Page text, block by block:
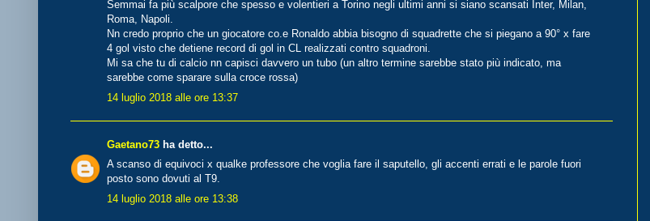
Semmai fa più scalpore che spesso e volentieri a Torino negli ultimi anni si siano scansati Inter, Milan,
Roma, Napoli.
Nn credo proprio che un giocatore co.e Ronaldo abbia bisogno di squadrette che si piegano a 90° x fare
4 gol visto che detiene record di gol in CL realizzati contro squadroni.
Mi sa che tu di calcio nn capisci davvero un tubo (un altro termine sarebbe stato più indicato, ma
sarebbe come sparare sulla croce rossa)
14 luglio 2018 alle ore 13:37
Gaetano73 ha detto...
A scanso di equivoci x qualke professore che voglia fare il saputello, gli accenti errati e le parole fuori
posto sono dovuti al T9.
14 luglio 2018 alle ore 13:38